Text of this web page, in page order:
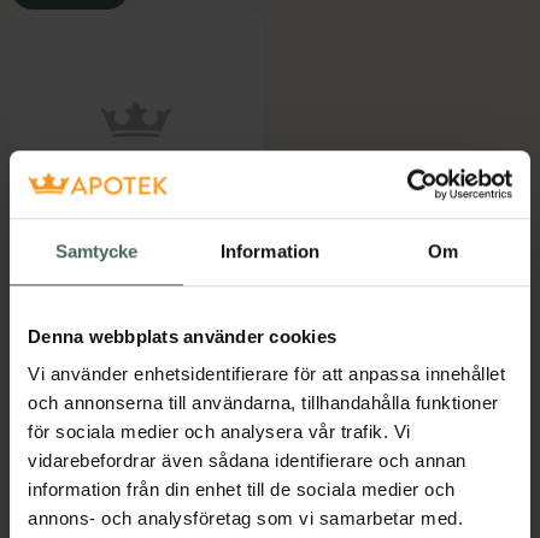
Samtycke Information Om
Denna webbplats använder cookies
Vi använder enhetsidentifierare för att anpassa innehållet
och annonserna till användarna, tillhandahålla funktioner
för sociala medier och analysera vår trafik. Vi
vidarebefordrar även sådana identifierare och annan
information från din enhet till de sociala medier och
annons- och analysföretag som vi samarbetar med.
Femistina Plus
Kapslar 20 st
Kosttillskott
Pris online
139 kr
KöpFemistina Plus, 139 kr.
Kronans Apotek finns här för dig. Du hittar oss från Skåne i